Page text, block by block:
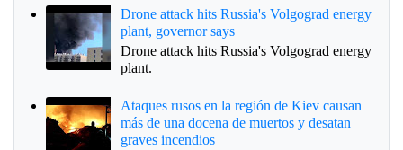
Drone attack hits Russia's Volgograd energy
plant, governor says
Drone attack hits Russia's Volgograd energy
plant.
Ataques rusos en la región de Kiev causan
más de una docena de muertos y desatan
graves incendios